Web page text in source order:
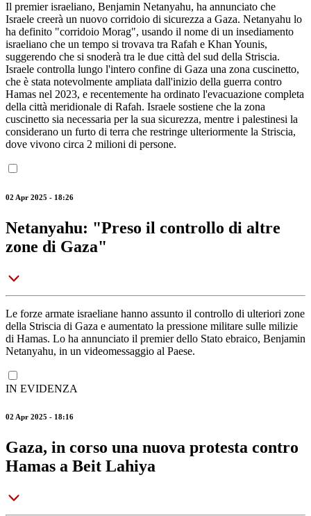
Il premier israeliano, Benjamin Netanyahu, ha annunciato che
Israele creerà un nuovo corridoio di sicurezza a Gaza. Netanyahu lo
ha definito "corridoio Morag", usando il nome di un insediamento
israeliano che un tempo si trovava tra Rafah e Khan Younis,
suggerendo che si snoderà tra le due città del sud della Striscia.
Israele controlla lungo l'intero confine di Gaza una zona cuscinetto,
che è stata notevolmente ampliata dall'inizio della guerra contro
Hamas nel 2023, e recentemente ha ordinato l'evacuazione completa
della città meridionale di Rafah. Israele sostiene che la zona
cuscinetto sia necessaria per la sua sicurezza, mentre i palestinesi la
considerano un furto di terra che restringe ulteriormente la Striscia,
dove vivono circa 2 milioni di persone.
02 Apr 2025 - 18:26
Netanyahu: "Preso il controllo di altre
zone di Gaza"
Le forze armate israeliane hanno assunto il controllo di ulteriori zone
della Striscia di Gaza e aumentato la pressione militare sulle milizie
di Hamas. Lo ha annunciato il premier dello Stato ebraico, Benjamin
Netanyahu, in un videomessaggio al Paese.
IN EVIDENZA
02 Apr 2025 - 18:16
Gaza, in corso una nuova protesta contro
Hamas a Beit Lahiya